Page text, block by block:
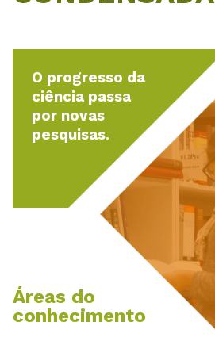
O progresso da
ciência passa
por novas
pesquisas.
Áreas do
conhecimento